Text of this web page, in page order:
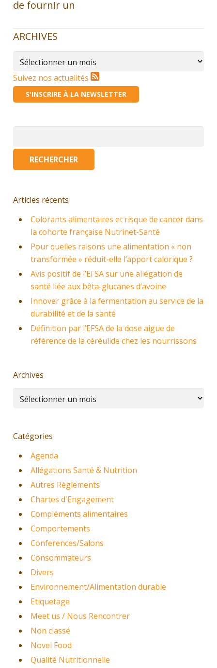
de fournir un
ARCHIVES
Archives
Suivez nos actualités
S'INSCRIRE À LA NEWSLETTER
Articles récents
Colorants alimentaires et risque de cancer dans
la cohorte française Nutrinet-Santé
Pour quelles raisons une alimentation « non
transformée » réduit-elle l’apport calorique ?
Avis positif de l’EFSA sur une allégation de
santé liée aux bêta-glucanes d’avoine
Innover grâce à la fermentation au service de la
durabilité et de la santé
Définition par l’EFSA de la dose aigue de
référence de la céréulide chez les nourrissons
Archives
Archives
Catégories
Agenda
Allégations Santé & Nutrition
Autres Règlements
Chartes d'Engagement
Compléments alimentaires
Comportements
Conferences/Salons
Consommateurs
Divers
Environnement/Alimentation durable
Etiquetage
Meet us / Nous Rencontrer
Non classé
Novel Food
Qualité Nutritionnelle